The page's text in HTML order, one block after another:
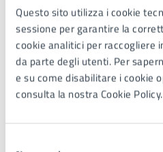
Questo sito utilizza i cookie
sessione per garantire la
cookie analitici per raccogliere
da parte degli utenti. Per
e su come disabilitare i cookie
consulta la nostra Cookie Policy.